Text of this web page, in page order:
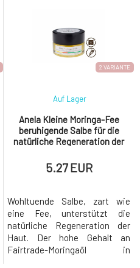
wachsen lässt. Diese 100%
natürliche, vegane Formel mit
frischem Fruchtduft spendet
2 VARIANTE
Anela Kleine Moringa-Fee
beruhigende Salbe für die
natürliche Regeneration der
Auf Lager
5.27 EUR
Wohltuende Salbe, zart wie
eine Fee, unterstützt die
natürliche Regeneration der
Haut. Der hohe Gehalt an
Fairtrade-Moringaöl in